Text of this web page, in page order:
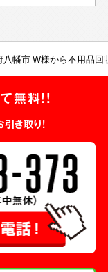
八幡市 W様から不用品回
無料!!
き取り！